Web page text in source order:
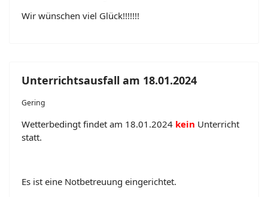
Wir wünschen viel Glück!!!!!!!
Unterrichtsausfall am 18.01.2024
Gering
Wetterbedingt findet am 18.01.2024 kein Unterricht
statt.
Es ist eine Notbetreuung eingerichtet.